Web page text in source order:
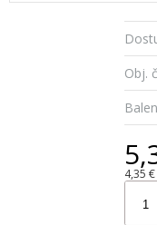
Obj.
4,35 €